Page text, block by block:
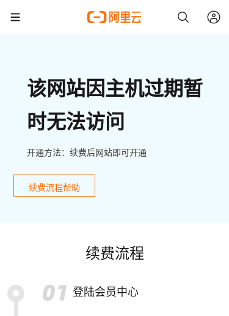
该网站因主机过期暂
时无法访问
开通方法：续费后网站即可开通
续费流程帮助
续费流程
登陆会员中心